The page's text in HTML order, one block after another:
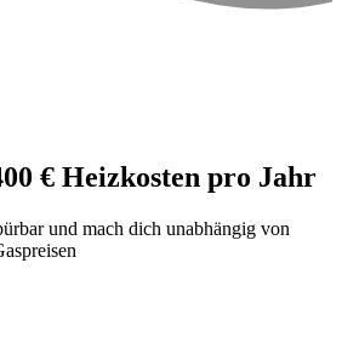
€ Heizkosten pro Jahr
und mach dich unabhängig von